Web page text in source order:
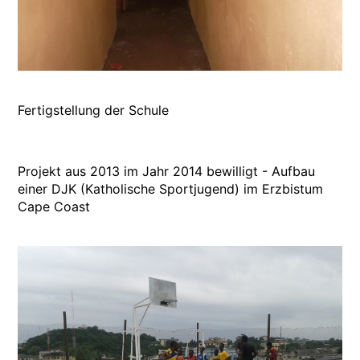
Fertigstellung der Schule
Projekt aus 2013 im Jahr 2014 bewilligt - Aufbau
einer DJK (Katholische Sportjugend) im Erzbistum
Cape Coast